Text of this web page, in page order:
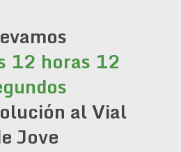
12 horas 12
al Vial
Jove